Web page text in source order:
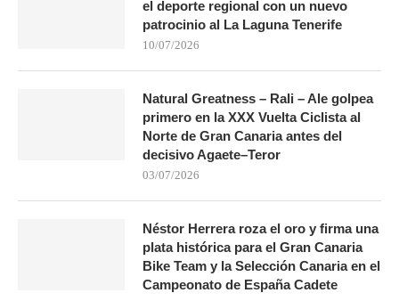
el deporte regional con un nuevo
patrocinio al La Laguna Tenerife
10/07/2026
Natural Greatness – Rali – Ale golpea
primero en la XXX Vuelta Ciclista al
Norte de Gran Canaria antes del
decisivo Agaete–Teror
03/07/2026
Néstor Herrera roza el oro y firma una
plata histórica para el Gran Canaria
Bike Team y la Selección Canaria en el
Campeonato de España Cadete